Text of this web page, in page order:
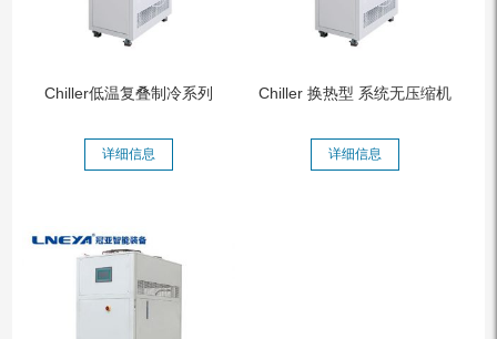
Chiller低温复叠制冷系列
详细信息
Chiller 换热型 系统无压缩机
详细信息